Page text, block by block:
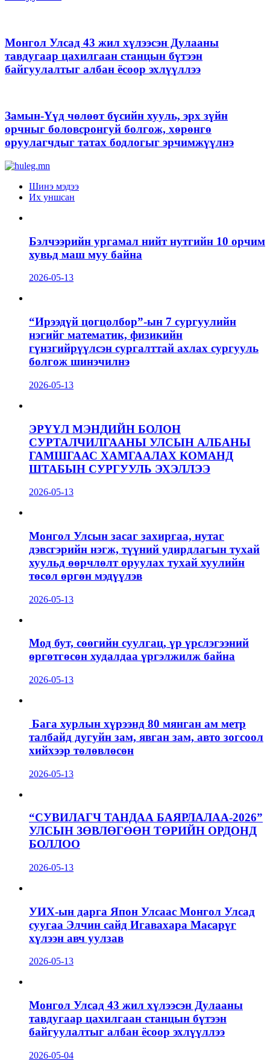
Монгол Улсад 43 жил хүлээсэн Дулааны
тавдугаар цахилгаан станцын бүтээн
байгуулалтыг албан ёсоор эхлүүллээ
Замын-Үүд чөлөөт бүсийн хууль, эрх зүйн
орчныг боловсронгуй болгож, хөрөнгө
оруулагчдыг татах бодлогыг эрчимжүүлнэ
Шинэ мэдээ
Их уншсан
Бэлчээрийн ургамал нийт нутгийн 10 орчим
хувьд маш муу байна
2026-05-13
“Ирээдүй цогцолбор”-ын 7 сургуулийн
нэгийг математик, физикийн
гүнзгийрүүлсэн сургалттай ахлах сургууль
болгож шинэчилнэ
2026-05-13
ЭРҮҮЛ МЭНДИЙН БОЛОН
СУРТАЛЧИЛГААНЫ УЛСЫН АЛБАНЫ
ГАМШГААС ХАМГААЛАХ КОМАНД
ШТАБЫН СУРГУУЛЬ ЭХЭЛЛЭЭ
2026-05-13
Монгол Улсын засаг захиргаа, нутаг
дэвсгэрийн нэгж, түүний удирдлагын тухай
хуульд өөрчлөлт оруулах тухай хуулийн
төсөл өргөн мэдүүлэв
2026-05-13
Мод бут, сөөгийн суулгац, үр үрслэгээний
өргөтгөсөн худалдаа үргэлжилж байна
2026-05-13
Бага хурлын хүрээнд 80 мянган ам метр
талбайд дугуйн зам, явган зам, авто зогсоол
хийхээр төлөвлөсөн
2026-05-13
“СУВИЛАГЧ ТАНДАА БАЯРЛАЛАА-2026”
УЛСЫН ЗӨВЛӨГӨӨН ТӨРИЙН ОРДОНД
БОЛЛОО
2026-05-13
УИХ-ын дарга Япон Улсаас Монгол Улсад
суугаа Элчин сайд Игавахара Масарүг
хүлээн авч уулзав
2026-05-13
Монгол Улсад 43 жил хүлээсэн Дулааны
тавдугаар цахилгаан станцын бүтээн
байгуулалтыг албан ёсоор эхлүүллээ
2026-05-04